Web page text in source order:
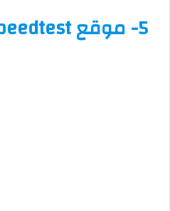
5- موقع Google Fiber speedtest